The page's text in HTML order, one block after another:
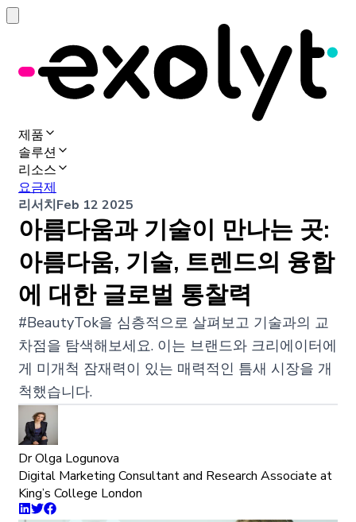
제품
솔루션
리소스
요금제
리서치Feb 12 2025
아름다움과 기술이 만나는 곳:
아름다움, 기술, 트렌드의 융합
에 대한 글로벌 통찰력
#BeautyTok을 심층적으로 살펴보고 기술과의 교
차점을 탐색해보세요. 이는 브랜드와 크리에이터에
게 미개척 잠재력이 있는 매력적인 틈새 시장을 개
척했습니다.
Dr Olga Logunova
Digital Marketing Consultant and Research Associate at
King’s College London